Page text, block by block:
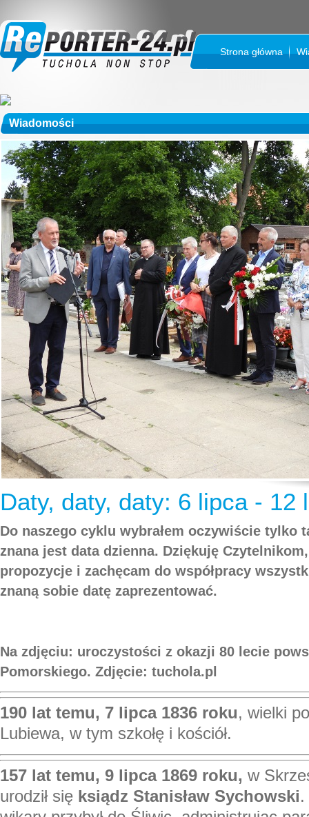
Strona główna
Wiadomości
Daty, daty, daty: 6 lipca - 12
Do naszego cyklu wybrałem oczywiście tylko
znana jest data dzienna. Dziękuję
propozycje i zachęcam do współpracy
znaną sobie datę zaprezentować.
Na zdjęciu: uroczystości z okazji 80 lecie
Pomorskiego. Zdjęcie: tuchola.pl
190 lat temu, 7 lipca 1836 roku, wielki
Lubiewa, w tym szkołę i kościół.
157 lat temu, 9 lipca 1869 roku, w
urodził się ksiądz Stanisław Sychowski